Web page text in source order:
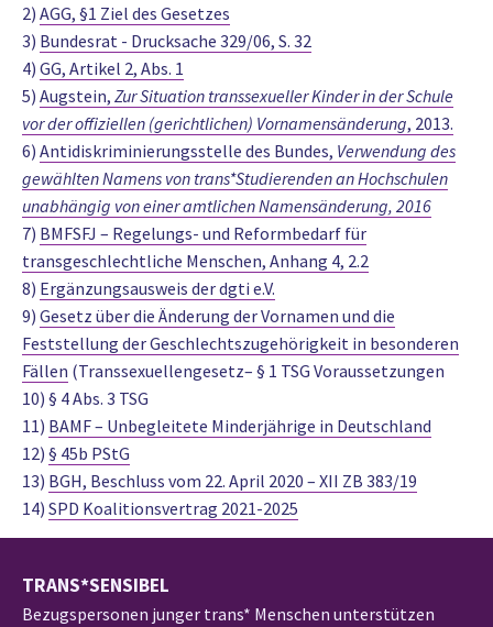
2) AGG, §1 Ziel des Gesetzes
3) Bundesrat - Drucksache 329/06, S. 32
4) GG, Artikel 2, Abs. 1
5) Augstein, Zur Situation transsexueller Kinder in der Schule
vor der offiziellen (gerichtlichen) Vornamensänderung, 2013.
6) Antidiskriminierungsstelle des Bundes, Verwendung des
gewählten Namens von trans*Studierenden an Hochschulen
unabhängig von einer amtlichen Namensänderung, 2016
7) BMFSFJ – Regelungs- und Reformbedarf für
transgeschlechtliche Menschen, Anhang 4, 2.2
8) Ergänzungsausweis der dgti e.V.
9) Gesetz über die Änderung der Vornamen und die
Feststellung der Geschlechtszugehörigkeit in besonderen
Fällen (Transsexuellengesetz– § 1 TSG Voraussetzungen
10) § 4 Abs. 3 TSG
11) BAMF – Unbegleitete Minderjährige in Deutschland
12) § 45b PStG
13) BGH, Beschluss vom 22. April 2020 – XII ZB 383/19
14) SPD Koalitionsvertrag 2021-2025
TRANS*SENSIBEL
Bezugspersonen junger trans* Menschen unterstützen